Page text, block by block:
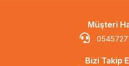
Müşteri
Bizi Takip